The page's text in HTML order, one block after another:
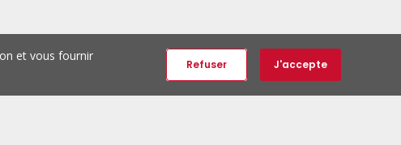
et vous fournir
Refuser J'accepte